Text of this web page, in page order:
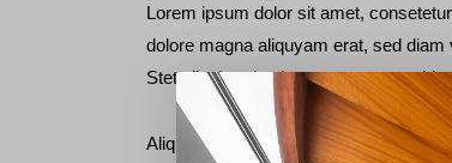
Lorem ipsum dolor sit amet,
dolore magna aliquyam erat, sed
Stet clita kasd gubergren, no sea
Aliquam laoreet sed neque ac